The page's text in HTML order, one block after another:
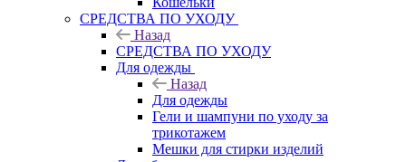
CРЕДСТВА ПО УХОДУ
Назад
CРЕДСТВА ПО УХОДУ
Для одежды
Назад
Для одежды
Гели и шампуни по уходу за
трикотажем
Мешки для стирки изделий